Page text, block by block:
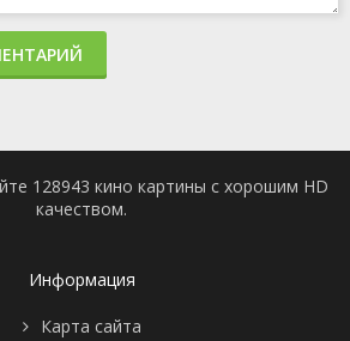
128943 кино картины с хорошим HD
качеством.
Информация
Карта сайта